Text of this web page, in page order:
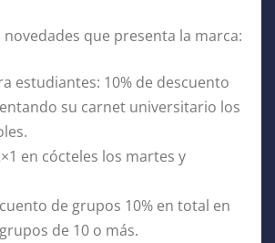
novedades que presenta la marca:
estudiantes: 10% de descuento
su carnet universitario los
en cócteles los martes y
de grupos 10% en total en
de 10 o más.